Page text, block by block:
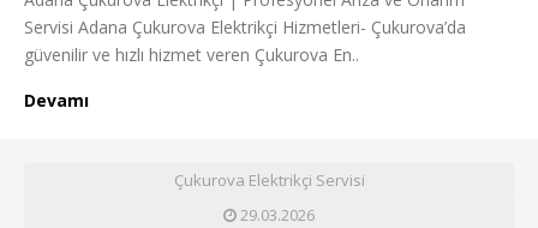
Servisi Adana Çukurova Elektrikçi Hizmetleri- Çukurova’da
güvenilir ve hızlı hizmet veren Çukurova En..
Devamı
Çukurova Elektrikçi Servisi
29.03.2026